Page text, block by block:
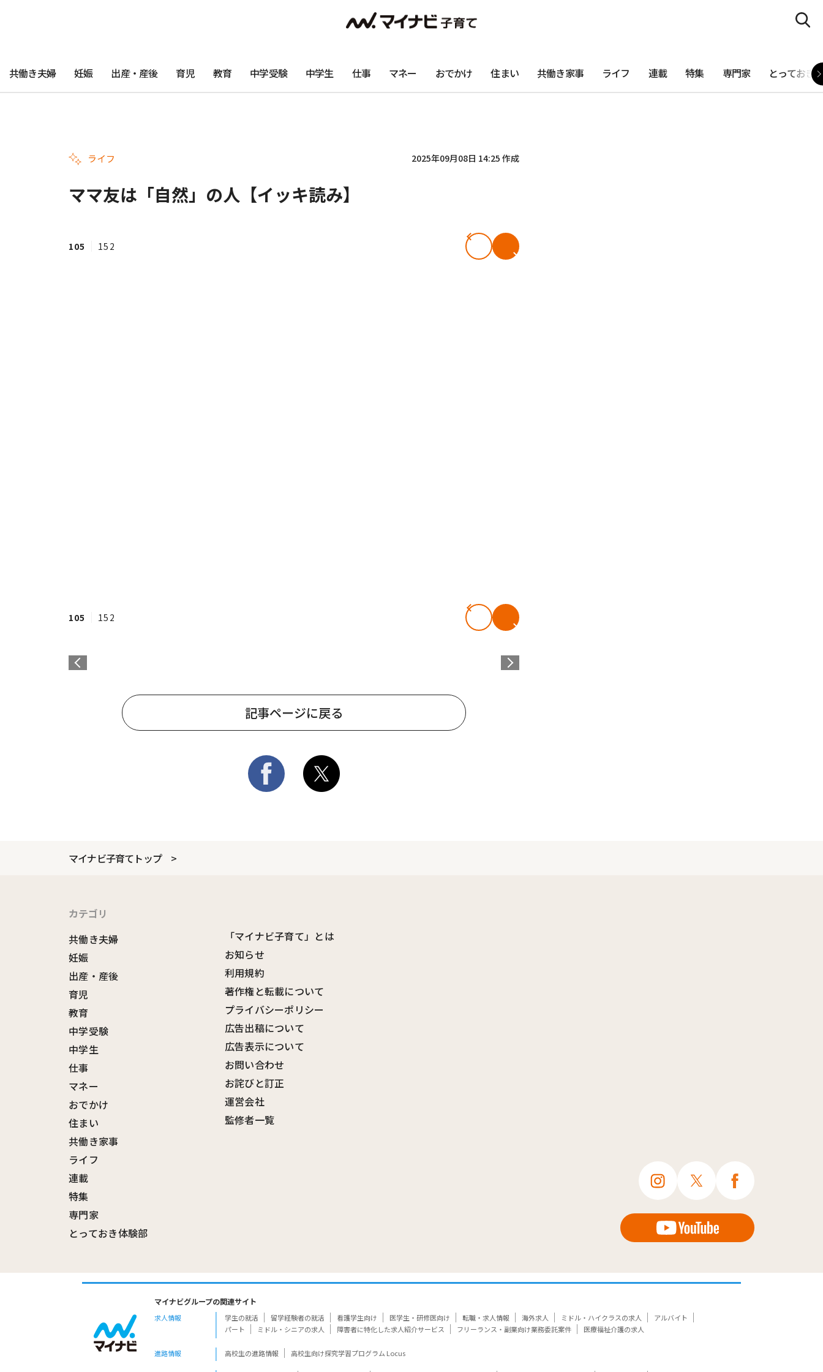
共働き夫婦 妊娠 出産・産後 育児 教育 中学受験 中学生 仕事 マネー おでかけ 住まい 共働き家事 ライフ 連載 特集 専門家 とっておき
ライフ 2025年09月08日 14:25 作成
ママ友は「自然」の人【イッキ読み】
105 152
105 152
記事ページに戻る
マイナビ子育てトップ
カテゴリ
共働き夫婦
妊娠
出産・産後
育児
教育
中学受験
中学生
仕事
マネー
おでかけ
住まい
共働き家事
ライフ
連載
特集
専門家
とっておき体験部
「マイナビ子育て」とは
お知らせ
利用規約
著作権と転載について
プライバシーポリシー
広告出稿について
広告表示について
お問い合わせ
お詫びと訂正
運営会社
監修者一覧
マイナビグループの関連サイト
求人情報 学生の就活 留学経験者の就活 看護学生向け 医学生・研修医向け 転職・求人情報 海外求人 ミドル・ハイクラスの求人
アルバイト
パート
ミドル・シニアの求人 障害者に特化した求人紹介サービス フリーランス・副業向け業務委託案件 医療福祉介護の求人
進路情報 高校生の進路情報 高校生向け探究学習プログラム Locus